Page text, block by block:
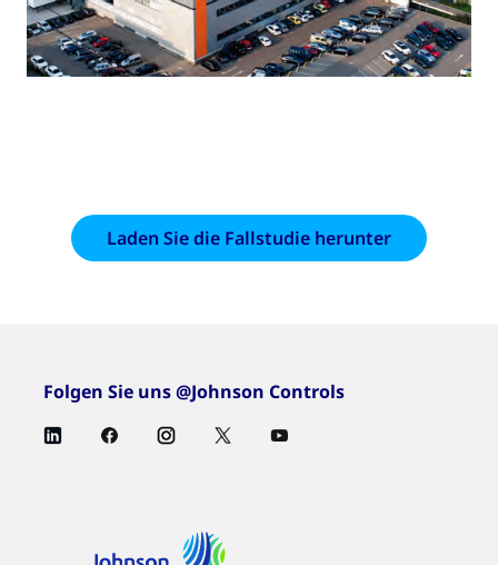
Laden Sie die Fallstudie herunter
Folgen Sie uns @Johnson Controls